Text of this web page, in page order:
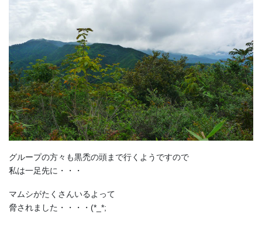
グループの方々も黒禿の頭まで行くようですので
私は一足先に・・・
マムシがたくさんいるよって
脅されました・・・・(*_*;